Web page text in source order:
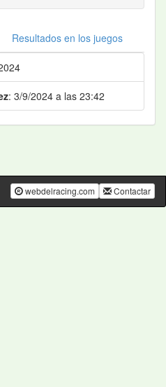
Resultados en los juegos
: 3/9/2024 a las 23:42
Contactar
webdelracing.com